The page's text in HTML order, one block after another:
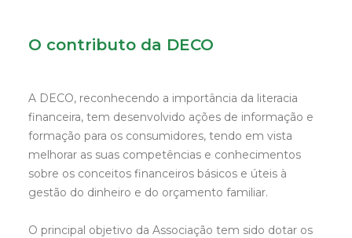
O contributo da DECO
A DECO, reconhecendo a importância da literacia
financeira, tem desenvolvido ações de informação e
formação para os consumidores, tendo em vista
melhorar as suas competências e conhecimentos
sobre os conceitos financeiros básicos e úteis à
gestão do dinheiro e do orçamento familiar.
O principal objetivo da Associação tem sido dotar os